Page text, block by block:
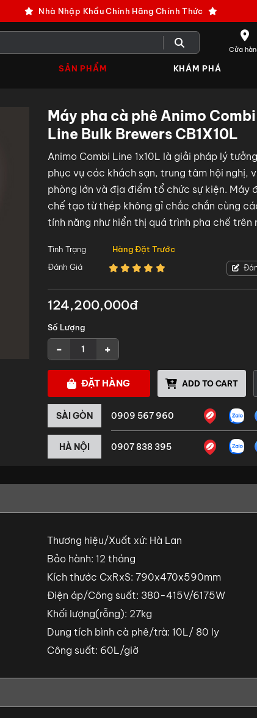
Nhà Nhập Khẩu Chính Hãng Chính Thức
Cửa
SẢN PHẨM KHÁM PHÁ
Máy pha cà phê Animo
Line Bulk Brewers CB1X10L
Animo Combi Line 1x10L là giải pháp lý tưởng
phục vụ các khách sạn, trung tâm hội nghị,
phòng lớn và địa điểm tổ chức sự kiện. Máy
chế tạo từ thép không gỉ chắc chắn cùng
tính năng như hiển thị quá trình pha chế trên
Tình Trạng
Hàng Đặt Trước
Đánh Giá
124,200,000đ
Số Lượng
- +
ĐẶT HÀNG ADD TO CART
SÀI GÒN 0909 567 960
HÀ NỘI 0907 838 395
Thương hiệu/Xuất xứ: Hà Lan
Bảo hành: 12 tháng
Kích thước CxRxS: 790x470x590mm
Điện áp/Công suất: 380-415V/6175W
Khối lượng(rỗng): 27kg
Dung tích bình cà phê/trà: 10L/ 80 ly
Công suất: 60L/giờ